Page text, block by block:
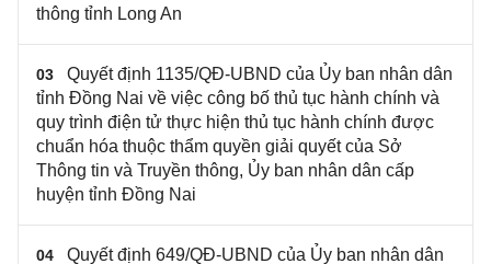
thông tỉnh Long An
03
Quyết định 1135/QĐ-UBND của Ủy ban nhân dân
tỉnh Đồng Nai về việc công bố thủ tục hành chính và
quy trình điện tử thực hiện thủ tục hành chính được
chuẩn hóa thuộc thẩm quyền giải quyết của Sở
Thông tin và Truyền thông, Ủy ban nhân dân cấp
huyện tỉnh Đồng Nai
04 Quyết định 649/QĐ-UBND của Ủy ban nhân dân